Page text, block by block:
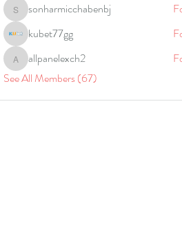
sonharmicchabenbj
sonharmicchabenbj
kubet77gg
allpanelexch2
allpanelexch2
See All Members (67)